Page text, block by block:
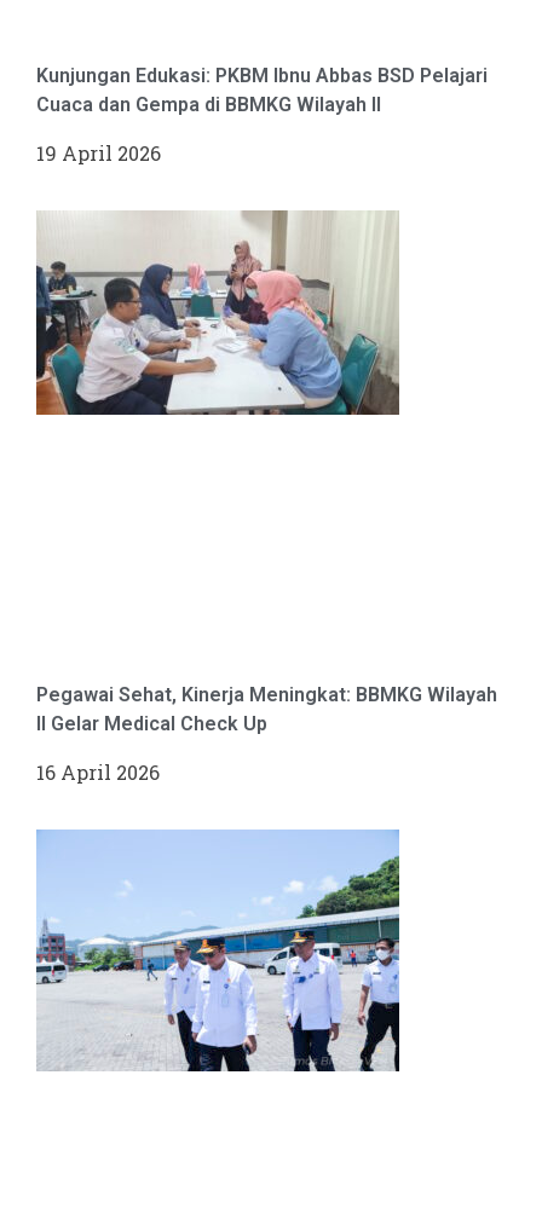
Kunjungan Edukasi: PKBM Ibnu Abbas BSD Pelajari
Cuaca dan Gempa di BBMKG Wilayah II
19 April 2026
Pegawai Sehat, Kinerja Meningkat: BBMKG Wilayah
II Gelar Medical Check Up
16 April 2026